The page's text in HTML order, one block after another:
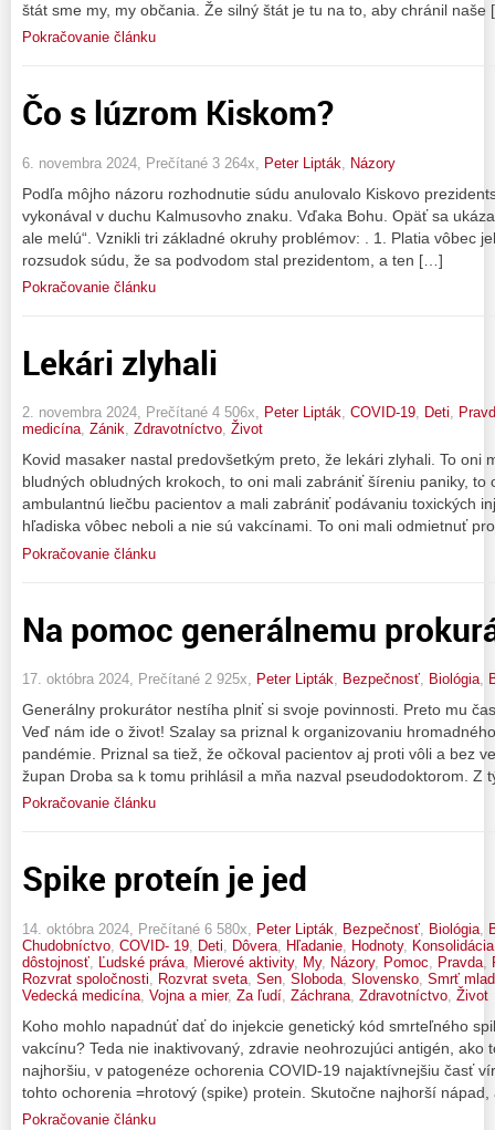
štát sme my, my občania. Že silný štát je tu na to, aby chránil
Pokračovanie článku
Čo s lúzrom Kiskom?
6. novembra 2024, Prečítané 3 264x, Peter Lipták Názory
Podľa môjho názoru rozhodnutie súdu anulovalo Kiskovo
vykonával v duchu Kalmusovho znaku. Vďaka Bohu. Opäť sa
ale melú“. Vznikli tri základné okruhy problémov: . 1. Platia vôbec
rozsudok súdu, že sa podvodom stal prezidentom, a ten […]
Pokračovanie článku
Lekári zlyhali
2. novembra 2024, Prečítané 4 506x, Peter Lipták, COVID-19, Deti,
medicína, Zánik, Zdravotníctvo, Život
Kovid masaker nastal predovšetkým preto, že lekári zlyhali. To oni
bludných obludných krokoch, to oni mali zabrániť šíreniu paniky, to
ambulantnú liečbu pacientov a mali zabrániť podávaniu toxických
hľadiska vôbec neboli a nie sú vakcínami. To oni mali odmietnuť
Pokračovanie článku
Na pomoc generálnemu
17. októbra 2024, Prečítané 2 925x, Peter Lipták, Bezpečnosť, Biológia,
Generálny prokurátor nestíha plniť si svoje povinnosti. Preto mu
Veď nám ide o život! Szalay sa priznal k organizovaniu
pandémie. Priznal sa tiež, že očkoval pacientov aj proti vôli a bez
župan Droba sa k tomu prihlásil a mňa nazval pseudodoktorom. Z
Pokračovanie článku
Spike proteín je jed
14. októbra 2024, Prečítané 6 580x, Peter Lipták Bezpečnosť Biológia
Chudobníctvo COVID- 19 Deti Dôvera Hľadanie Hodnoty, Konsolidácia
dôstojnosť Ľudské práva Mierové aktivity, My, Názory, Pomoc Pravda
Rozvrat spoločnosti
Rozvrat sveta Sen Sloboda Slovensko Smrť
Vedecká medicína Vojna a mier, Za ľudí Záchrana Zdravotníctvo Život
Koho mohlo napadnúť dať do injekcie genetický kód smrteľného
vakcínu? Teda nie inaktivovaný, zdravie neohrozujúci antigén, ako
najhoršiu, v patogenéze ochorenia COVID-19 najaktívnejšiu časť
tohto ochorenia =hrotový (spike) protein. Skutočne najhorší
Pokračovanie článku